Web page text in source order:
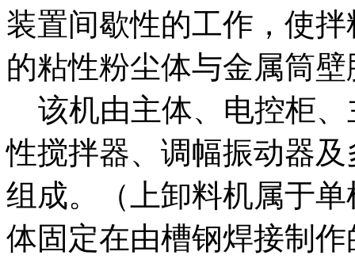
装置间歇性的工作，使
的粘性粉尘体与金属筒
该机由主体、电控柜、
性搅拌器、调幅振动器
组成。（上卸料机属于
体固定在由槽钢焊接制